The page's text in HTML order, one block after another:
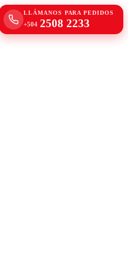
LLÁMANOS PARA PEDIDOS
+504 2508 2233